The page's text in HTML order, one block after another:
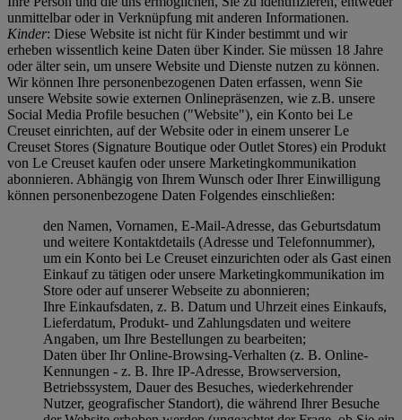
unmittelbar oder in Verknüpfung mit anderen Informationen.
Kinder: Diese Website ist nicht für Kinder bestimmt und wir
erheben wissentlich keine Daten über Kinder. Sie müssen 18 Jahre
oder älter sein, um unsere Website und Dienste nutzen zu können.
Wir können Ihre personenbezogenen Daten erfassen, wenn Sie
unsere Website sowie externen Onlinepräsenzen, wie z.B. unsere
Social Media Profile besuchen ("Website"), ein Konto bei Le
Creuset einrichten, auf der Website oder in einem unserer Le
Creuset Stores (Signature Boutique oder Outlet Stores) ein Produkt
von Le Creuset kaufen oder unsere Marketingkommunikation
abonnieren. Abhängig von Ihrem Wunsch oder Ihrer Einwilligung
können personenbezogene Daten Folgendes einschließen:
den Namen, Vornamen, E-Mail-Adresse, das Geburtsdatum
und weitere Kontaktdetails (Adresse und Telefonnummer),
um ein Konto bei Le Creuset einzurichten oder als Gast einen
Einkauf zu tätigen oder unsere Marketingkommunikation im
Store oder auf unserer Webseite zu abonnieren;
Ihre Einkaufsdaten, z. B. Datum und Uhrzeit eines Einkaufs,
Lieferdatum, Produkt- und Zahlungsdaten und weitere
Angaben, um Ihre Bestellungen zu bearbeiten;
Daten über Ihr Online-Browsing-Verhalten (z. B. Online-
Kennungen - z. B. Ihre IP-Adresse, Browserversion,
Betriebssystem, Dauer des Besuches, wiederkehrender
Nutzer, geografischer Standort), die während Ihrer Besuche